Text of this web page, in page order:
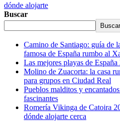
dónde alojarte
Buscar
Camino de Santiago: guía de
famosa de España rumbo al
Las mejores playas de
Molino de Zuacorta: la casa
para grupos en Ciudad Real
Pueblos malditos y
fascinantes
Romería Vikinga de Catoira
dónde alojarte cerca